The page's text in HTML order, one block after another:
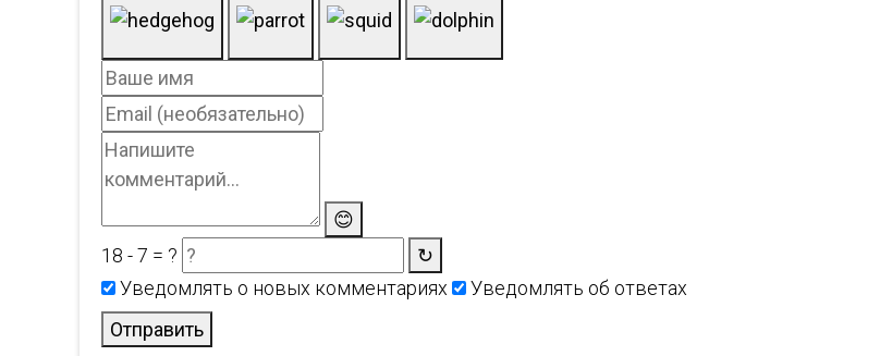
😊
18 - 7 = ?
↻
Уведомлять о новых комментариях
Уведомлять об ответах
Отправить